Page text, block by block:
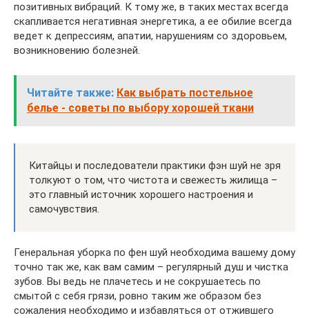
позитивных вибраций. К тому же, в таких местах всегда
скапливается негативная энергетика, а ее обилие всегда
ведет к депрессиям, апатии, нарушениям со здоровьем,
возникновению болезней.
Читайте также: Как выбрать постельное
белье - советы по выбору хорошей ткани
Китайцы и последователи практики фэн шуй не зря
толкуют о том, что чистота и свежесть жилища –
это главный источник хорошего настроения и
самочувствия.
Генеральная уборка по фен шуй необходима вашему дому
точно так же, как вам самим – регулярный душ и чистка
зубов. Вы ведь не плачетесь и не сокрушаетесь по
смытой с себя грязи, ровно таким же образом без
сожаления необходимо и избавляться от отжившего